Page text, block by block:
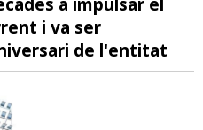
i va ser
de l'entitat